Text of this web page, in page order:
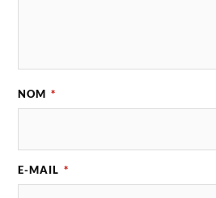
NOM *
E-MAIL *